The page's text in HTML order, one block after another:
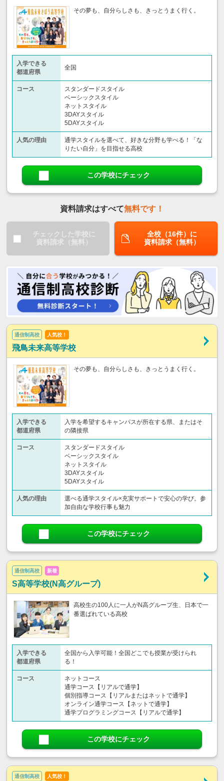
その夢も、自分らしさも、きっとうまく行く。
入学できる
都道府県
全国
コース
スタンダードスタイル
ベーシックスタイル
ネットスタイル
3DAYスタイル
5DAYスタイル
人気の理由
通学スタイルを選べて、好きな分野も学べる！「な
りたい自分」を目指せる高校
この学校にチェック
資料請求はすべて無料です！
チェックした学校に
資料請求（無料）
全校（16件）に
資料請求（無料）
通信制高校 人気校！
飛鳥未来高等学校
その夢も、自分らしさも、きっとうまく行く。
入学できる
都道府県
入学を希望するキャンパスが所在する県、またはそ
の隣接県
コース
スタンダードスタイル
ベーシックスタイル
ネットスタイル
3DAYスタイル
5DAYスタイル
人気の理由
選べる通学スタイル×充実サポートで安心の学び。参
加自由な学校行事も魅力
この学校にチェック
通信制高校 新着
S高等学校(N高グループ)
高校生の100人に一人がN高グループ生、日本で一
番選ばれている高校
入学できる
都道府県
全国から入学可能！全国どこでも授業が受けられ
る！
コース
ネットコース
通学コース【リアルで通学】
個別指導コース【リアルまたはネットで通学】
オンライン通学コース【ネットで通学】
通学プログラミングコース【リアルで通学】
この学校にチェック
通信制高校 人気校！